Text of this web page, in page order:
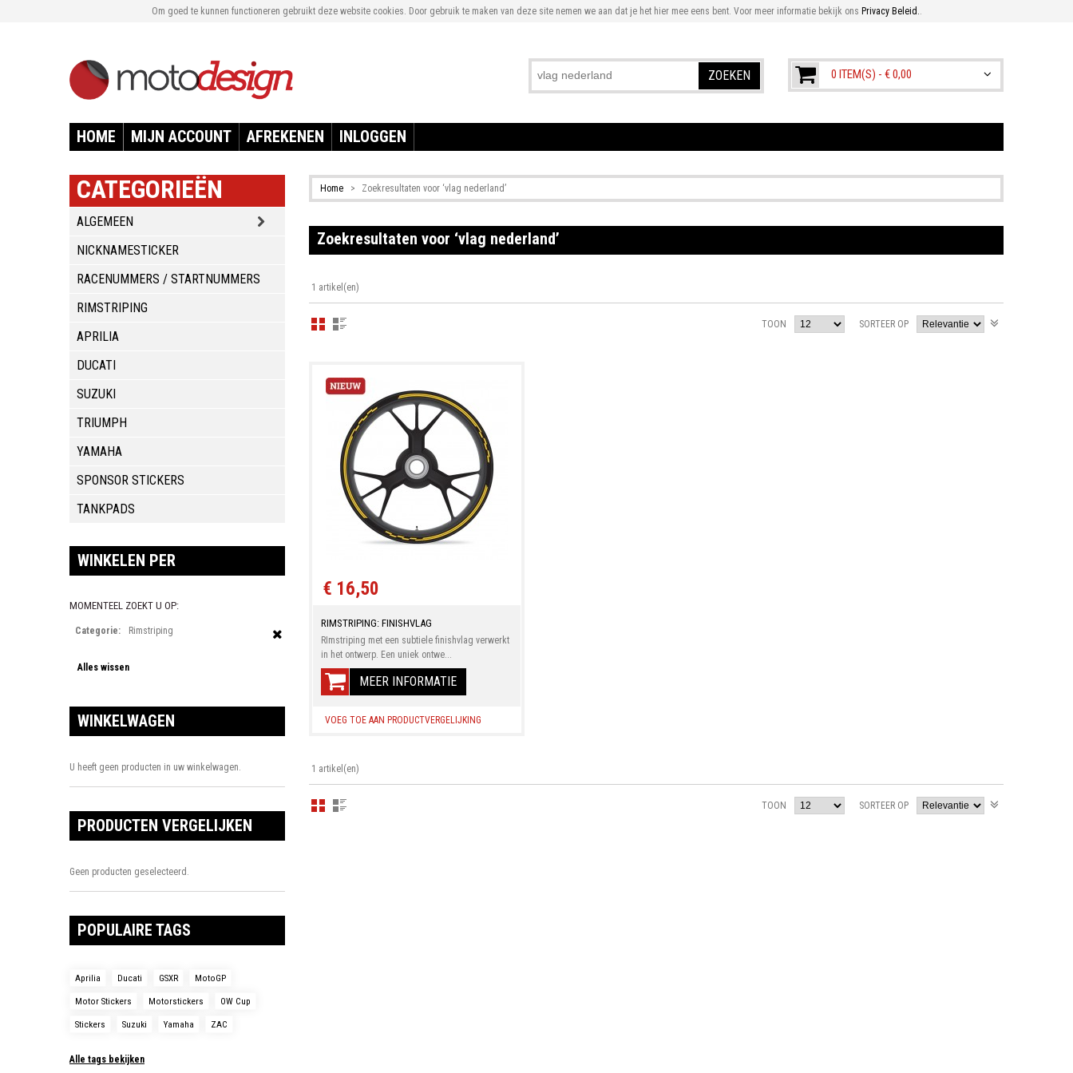
Om goed te kunnen functioneren gebruikt deze website cookies. Door gebruik te maken van deze site nemen we aan dat je het hier mee eens bent. Voor meer informatie bekijk ons Privacy Beleid..
0 ITEM(S) - € 0,00
ZOEKEN
HOME MIJN ACCOUNT AFREKENEN INLOGGEN
Home > Zoekresultaten voor ‘vlag nederland’
Zoekresultaten voor ‘vlag nederland’
1 artikel(en)
SORTEER OP
TOON
€ 16,50
RIMSTRIPING: FINISHVLAG
RImstriping met een subtiele finishvlag verwerkt
in het ontwerp. Een uniek ontwe...
MEER INFORMATIE
VOEG TOE AAN PRODUCTVERGELIJKING
1 artikel(en)
SORTEER OP
TOON
CATEGORIEËN
ALGEMEEN
NICKNAMESTICKER
RACENUMMERS / STARTNUMMERS
RIMSTRIPING
APRILIA
DUCATI
SUZUKI
TRIUMPH
YAMAHA
SPONSOR STICKERS
TANKPADS
WINKELEN PER
MOMENTEEL ZOEKT U OP:
Categorie: Rimstriping
Alles wissen
WINKELWAGEN
U heeft geen producten in uw winkelwagen.
PRODUCTEN VERGELIJKEN
Geen producten geselecteerd.
POPULAIRE TAGS
Aprilia Ducati GSXR MotoGP
Motor Stickers Motorstickers OW Cup
Stickers Suzuki Yamaha ZAC
Alle tags bekijken